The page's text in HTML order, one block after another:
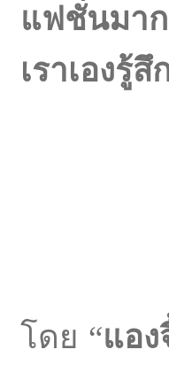
แฟชั่นมา
เราเองรู้
โดย “แอ